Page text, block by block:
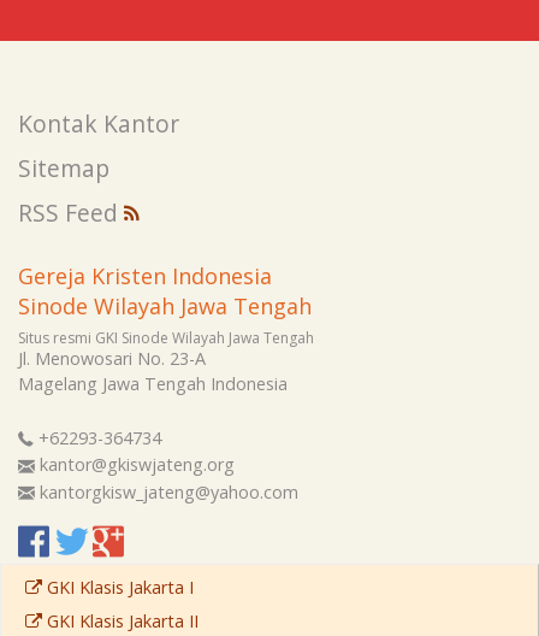
Kontak Kantor
Sitemap
RSS Feed
Gereja Kristen Indonesia
Sinode Wilayah Jawa Tengah
Situs resmi GKI Sinode Wilayah Jawa Tengah
Jl. Menowosari No. 23-A
Magelang Jawa Tengah Indonesia
+62293-364734
kantor@gkiswjateng.org
kantorgkisw_jateng@yahoo.com
GKI Klasis Jakarta I
GKI Klasis Jakarta II